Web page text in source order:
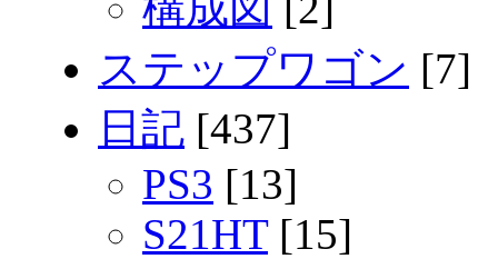
ステップワゴン [7]
日記 [437]
PS3 [13]
S21HT[15]